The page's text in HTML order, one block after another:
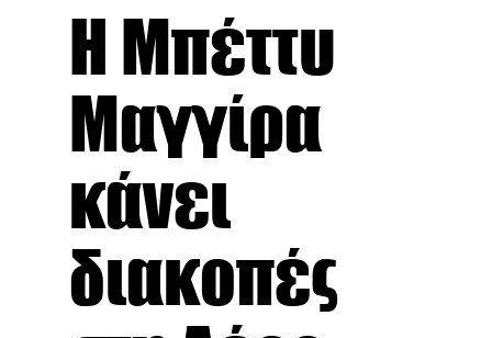
Η Μπέττυ
Μαγγίρα
κάνει
διακοπές